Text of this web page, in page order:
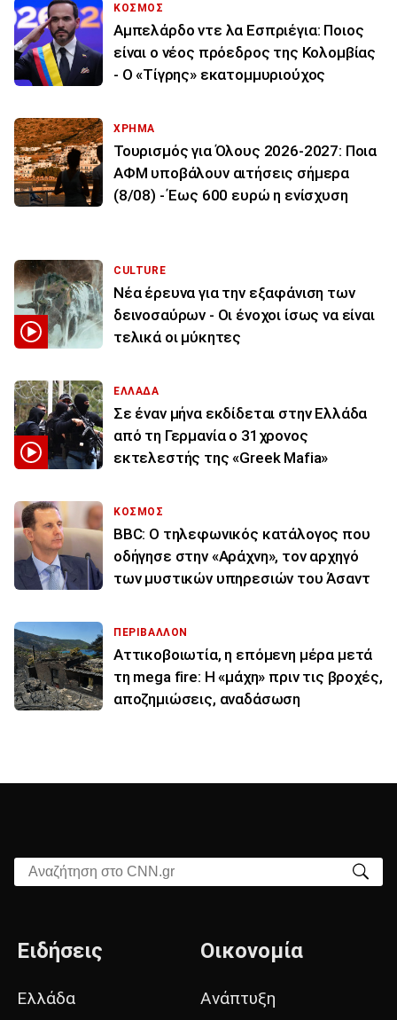
ΚΟΣΜΟΣ
Αμπελάρδο ντε λα Εσπριέγια: Ποιος
είναι ο νέος πρόεδρος της Κολομβίας
- Ο «Τίγρης» εκατομμυριούχος
ΧΡΗΜΑ
Τουρισμός για Όλους 2026-2027: Ποια
ΑΦΜ υποβάλουν αιτήσεις σήμερα
(8/08) - Έως 600 ευρώ η ενίσχυση
CULTURE
Νέα έρευνα για την εξαφάνιση των
δεινοσαύρων - Οι ένοχοι ίσως να είναι
τελικά οι μύκητες
ΕΛΛΑΔΑ
Σε έναν μήνα εκδίδεται στην Ελλάδα
από τη Γερμανία ο 31χρονος
εκτελεστής της «Greek Mafia»
ΚΟΣΜΟΣ
BBC: Ο τηλεφωνικός κατάλογος που
οδήγησε στην «Αράχνη», τον αρχηγό
των μυστικών υπηρεσιών του Άσαντ
ΠΕΡΙΒΑΛΛΟΝ
Αττικοβοιωτία, η επόμενη μέρα μετά
τη mega fire: Η «μάχη» πριν τις βροχές,
αποζημιώσεις, αναδάσωση
Αναζήτηση στο CNN.gr
Ειδήσεις
Ελλάδα
Οικονομία
Ανάπτυξη